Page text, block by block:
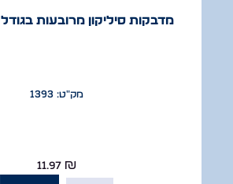
מדבקות סיליקון מרובעות בגודל 15*15 מ”מ
מק"ט: 1393
11.97₪